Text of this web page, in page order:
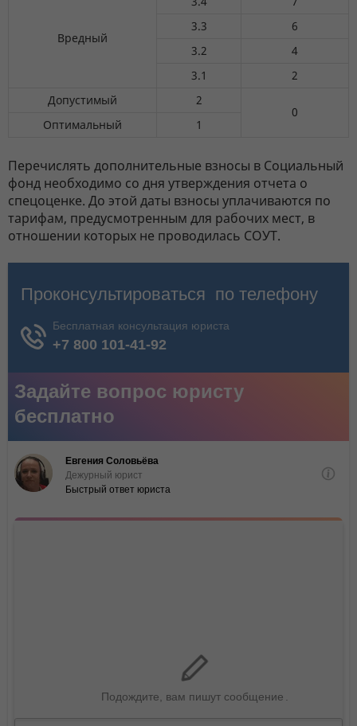
Вредный
3.3
6
3.2
4
3.1
2
Допустимый
2
0
Оптимальный
1
Перечислять дополнительные взносы в Социальный
фонд необходимо со дня утверждения отчета о
спецоценке. До этой даты взносы уплачиваются по
тарифам, предусмотренным для рабочих мест, в
отношении которых не проводилась СОУТ.